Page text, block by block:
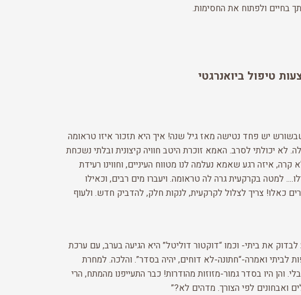
בחיים ולפתוח את החסימות.
טיפול ביואנרגטי
יש פחד נטישה מאז גיל שנה! איך היא תזכור איזו טראומה
יכולתי לסרב. האמא זוכרת היטב חוויה קיצונית ובלתי נשכחת
למי לא קרה, איזה רגע שאמא נעלמה לנו מטווח העיניים, וחווינו רעידת
למטה בקרקעית גרה לה טראומה. ויעברו מים רבים, וכאילו
כאלו! צריך לצלול לקרקעית, לנקות חלק, להדביק חדש. ולעוף
לבדוק את ביתי- וכמו “דוקטור דוליטל” היא הגיעה בערב, עם ערכת
לביתי ואמרה-“חתונה-לא דוחים, יהיה בסדר”. והלכה. למחרת
והן היו בסדר גמור-מזוזות מהודרות! כבר התעייפנו מהמתח, הרי
ואבחונים לפי הצורך. מדהים לא?”